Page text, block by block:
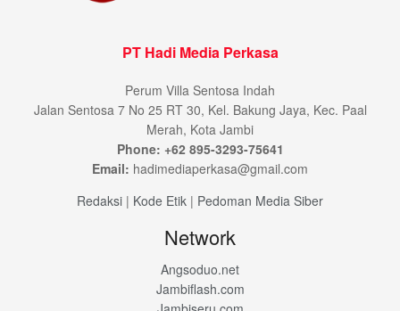
PT Hadi Media Perkasa
Perum Villa Sentosa Indah
Jalan Sentosa 7 No 25 RT 30, Kel. Bakung Jaya, Kec. Paal
Merah, Kota Jambi
Phone: +62 895-3293-75641
Email: hadimediaperkasa@gmail.com
Redaksi | Kode Etik | Pedoman Media Siber
Network
Angsoduo.net
Jambiflash.com